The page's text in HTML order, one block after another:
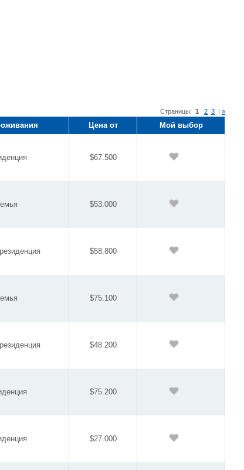
Страницы: 1 2 3 | »
Цена от Мой выбор
$67.500
$53.000
$58.800
$75.100
$48.200
$75.200
$27.000